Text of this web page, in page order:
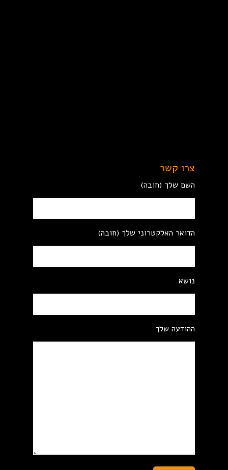
צרו קשר
השם שלך (חובה)
הדואר האלקטרוני שלך (חובה)
נושא
ההודעה שלך